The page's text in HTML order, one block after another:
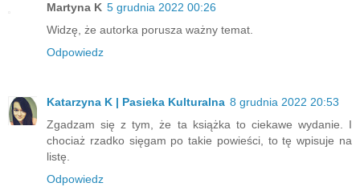
Martyna K 5 grudnia 2022 00:26
Widzę, że autorka porusza ważny temat.
Odpowiedz
Katarzyna K | Pasieka Kulturalna 8 grudnia 2022 20:53
Zgadzam się z tym, że ta książka to ciekawe wydanie. I
chociaż rzadko sięgam po takie powieści, to tę wpisuje na
listę.
Odpowiedz